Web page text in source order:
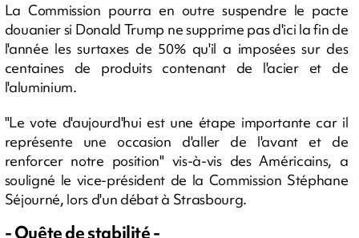
La Commission pourra en outre suspendre le pacte
douanier si Donald Trump ne supprime pas d'ici la fin de
l'année les surtaxes de 50% qu'il a imposées sur des
centaines de produits contenant de l'acier et de
l'aluminium.
"Le vote d'aujourd'hui est une étape importante car il
représente une occasion d'aller de l'avant et de
renforcer notre position" vis-à-vis des Américains, a
souligné le vice-président de la Commission Stéphane
Séjourné, lors d'un débat à Strasbourg.
- Quête de stabilité -